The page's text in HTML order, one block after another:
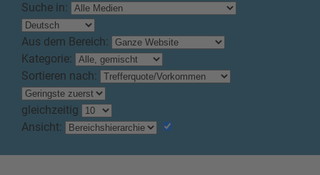
Suche in:
Aus dem Bereich:
Kategorie:
Sortieren nach:
gleichzeitig
Ansicht: